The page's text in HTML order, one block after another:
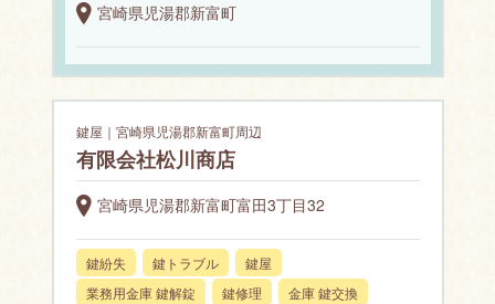
宮崎県児湯郡新富町
鍵屋｜宮崎県児湯郡新富町周辺
有限会社松川商店
宮崎県児湯郡新富町富田3丁目32
鍵紛失 鍵トラブル
鍵屋
業務用金庫 鍵解錠
鍵修理
金庫 鍵交換